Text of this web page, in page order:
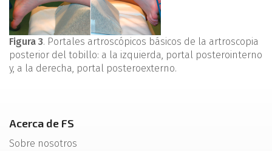
Figura 3. Portales artroscópicos básicos de la artroscopia
posterior del tobillo: a la izquierda, portal posterointerno
y, a la derecha, portal posteroexterno.
Acerca de FS
Sobre nosotros